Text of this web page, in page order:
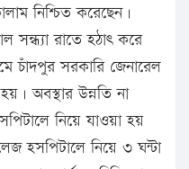
নিশ্চিত করেছেন।
রাতে হঠাৎ করে
চাঁদপুর সরকারি জেনারেল
অবস্থার উন্নতি না
নিয়ে যাওয়া হয়
হসপিটালে নিয়ে ৩ ঘন্টা